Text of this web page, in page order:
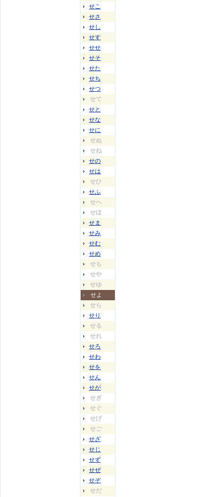
せこ
せさ
せし
せす
せせ
せそ
せた
せち
せつ
せて
せと
せな
せに
せぬ
せね
せの
せは
せひ
せふ
せへ
せほ
せま
せみ
せむ
せめ
せも
せや
せゆ
せよ
せら
せり
せる
せれ
せろ
せわ
せを
せん
せが
せぎ
せぐ
せげ
せご
せざ
せじ
せず
せぜ
せぞ
せだ